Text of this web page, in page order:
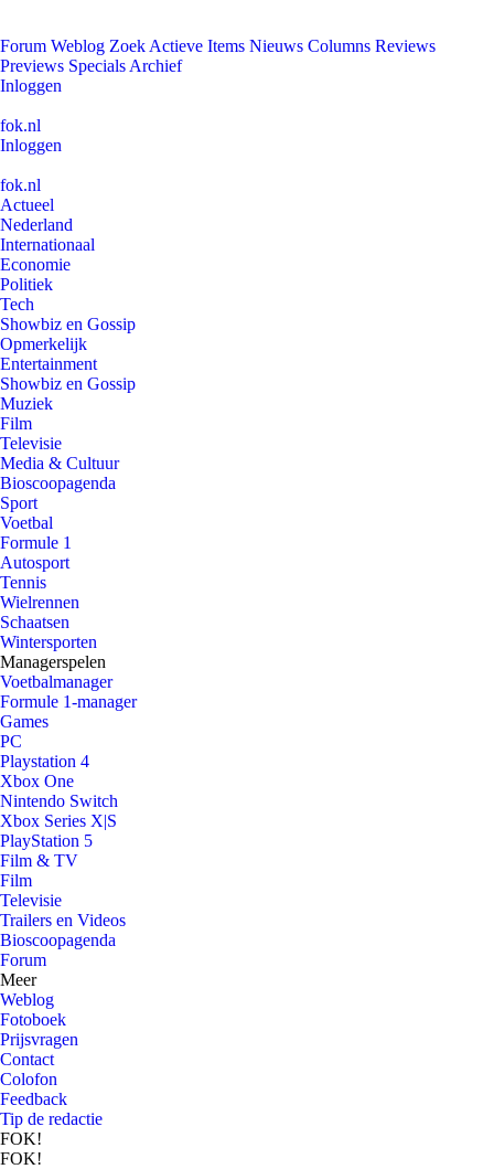
Forum Weblog Zoek Actieve Items Nieuws Columns Reviews
Previews Specials Archief
Inloggen
fok.nl
Inloggen
fok.nl
Actueel
Nederland
Internationaal
Economie
Politiek
Tech
Showbiz en Gossip
Opmerkelijk
Entertainment
Showbiz en Gossip
Muziek
Film
Televisie
Media & Cultuur
Bioscoopagenda
Sport
Voetbal
Formule 1
Autosport
Tennis
Wielrennen
Schaatsen
Wintersporten
Managerspelen
Voetbalmanager
Formule 1-manager
Games
PC
Playstation 4
Xbox One
Nintendo Switch
Xbox Series X|S
PlayStation 5
Film & TV
Film
Televisie
Trailers en Videos
Bioscoopagenda
Forum
Meer
Weblog
Fotoboek
Prijsvragen
Contact
Colofon
Feedback
Tip de redactie
FOK!
FOK!